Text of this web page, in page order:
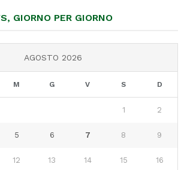
GIORNO PER GIORNO
AGOSTO 2026
M G V S D
1 2
5 6 7 8 9
12 13 14 15 16